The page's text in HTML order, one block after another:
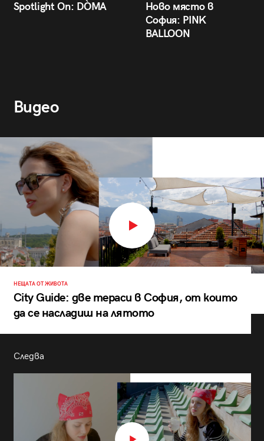
Spotlight On: DÒMA
Ново място в
София: PINK
BALLOON
Видео
НЕЩАТА ОТ ЖИВОТА
City Guide: две тераси в София, от които
да се насладиш на лятото
Следва